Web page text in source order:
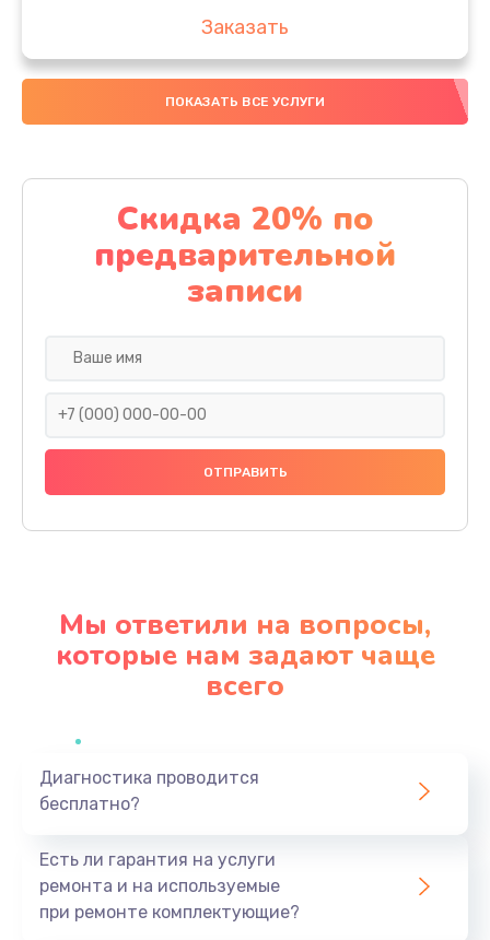
Заказать
Замена аккумулятора
4000 руб.
Замена материнской платы
1100 руб.
Заказать
Замена праймера
1000 руб.
Заказать
Профилактическая чистка
Заказать
ПОКАЗАТЬ ВСЕ УСЛУГИ
Скидка 20% по
предварительной
записи
Мы ответили на вопросы,
которые нам задают чаще
всего
Диагностика проводится
бесплатно?
Есть ли гарантия на услуги
ремонта и на используемые
при ремонте комплектующие?